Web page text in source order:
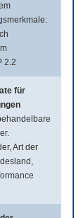
2.2
für
Art der